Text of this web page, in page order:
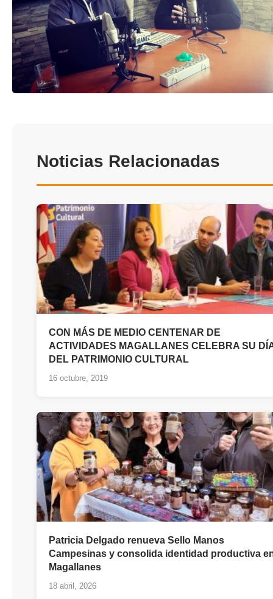
Noticias Relacionadas
CON MÁS DE MEDIO CENTENAR DE
ACTIVIDADES MAGALLANES CELEBRA SU
DEL PATRIMONIO CULTURAL
16 octubre, 2019
Patricia Delgado renueva Sello Manos
Campesinas y consolida identidad productiva
Magallanes
18 abril, 2026